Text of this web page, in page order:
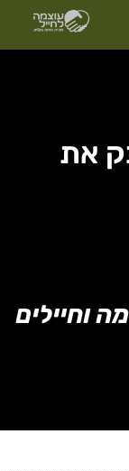
את
וחיילים